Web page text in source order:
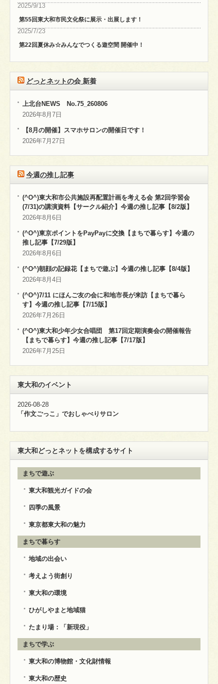
2025/9/13
第55回東大和市民文化祭に展示・出展します！
2025/7/23
第22回夏休み☆みんなでつくる遊空間 開催中！
どっとネットの会 新着
上北台NEWS No.75_260806
2026年8月7日
【8月の開催】スマホサロンの開催日です！
2026年7月27日
今週の推し記事
(^O^)東大和市公共施設再配置計画を考える会 第2回学習会
(7/31)の講演資料【サークル紹介】今週の推し記事【8/2版】
2026年8月6日
(^O^)東京ポイントをPayPayに交換【まちで暮らす】今週の
推し記事【7/29版】
2026年8月6日
(^O^)朝顔の記録花【まちで遊ぶ】今週の推し記事【8/4版】
2026年8月4日
(^O^)7/11 にほんご友の会に和地市長が来訪【まちで暮ら
す】今週の推し記事【7/15版】
2026年7月26日
(^O^)東大和少年少女合唱団 第17回定期演奏会の開催報告
【まちで暮らす】今週の推し記事【7/17版】
2026年7月25日
東大和のイベント
2026-08-28
「作文ごっこ」でおしゃべりサロン
東大和どっとネットを構成するサイト
まちで遊ぶ
東大和観光ガイドの会
四季の風景
東京都東大和の魅力
まちで暮らす
地域の出会い
考えよう街創り
東大和の環境
ひがしやまと地域猫
たまり場：「新現役」
まちで学ぶ
東大和の博物館・文化財情報
東大和の歴史